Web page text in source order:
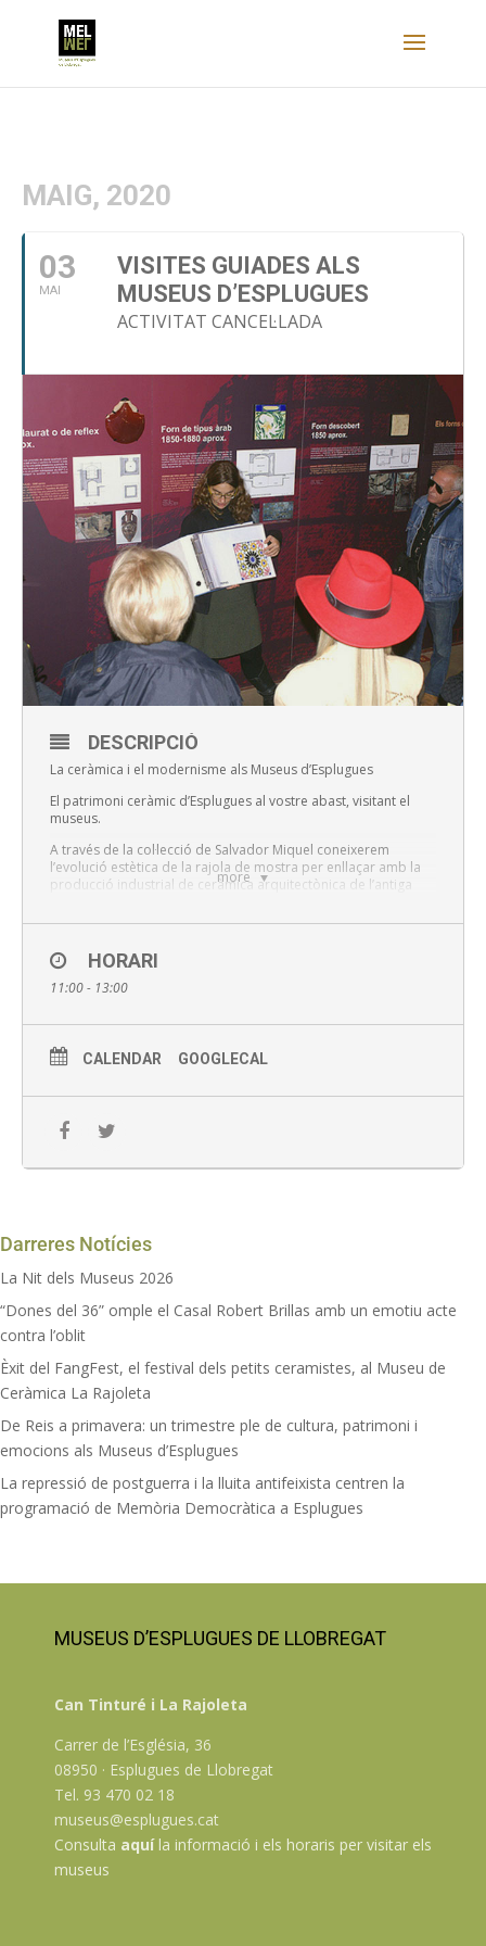
MAIG, 2020
03
MAI
VISITES GUIADES ALS
MUSEUS D’ESPLUGUES
ACTIVITAT CANCEL·LADA
more
DESCRIPCIÓ
La ceràmica i el modernisme als Museus d’Esplugues
El patrimoni ceràmic d’Esplugues al vostre abast, visitant el
museus.
A través de la col·lecció de Salvador Miquel coneixerem
l’evolució estètica de la rajola de mostra per enllaçar amb la
producció industrial de ceràmica arquitectònica de l’antiga
La Rajoleta 11 i 13 h
Activitat gratuïta en marc del programa
Punt de trobada: recepció del Museu Can Tinturé
Sense inscripció prèvia
HORARI
11:00 - 13:00
CALENDAR GOOGLECAL
Darreres Notícies
La Nit dels Museus 2026
“Dones del 36” omple el Casal Robert Brillas amb un emotiu acte
contra l’oblit
Èxit del FangFest, el festival dels petits ceramistes, al Museu de
Ceràmica La Rajoleta
De Reis a primavera: un trimestre ple de cultura, patrimoni i
emocions als Museus d’Esplugues
La repressió de postguerra i la lluita antifeixista centren la
programació de Memòria Democràtica a Esplugues
MUSEUS D’ESPLUGUES DE LLOBREGAT
Can Tinturé i La Rajoleta
Carrer de l’Església, 36
08950 · Esplugues de Llobregat
Tel. 93 470 02 18
museus@esplugues.cat
Consulta aquíla informació i els horaris per visitar els
museus